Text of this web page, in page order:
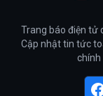
Trang báo điện tử
Cập nhật tin tức
chính